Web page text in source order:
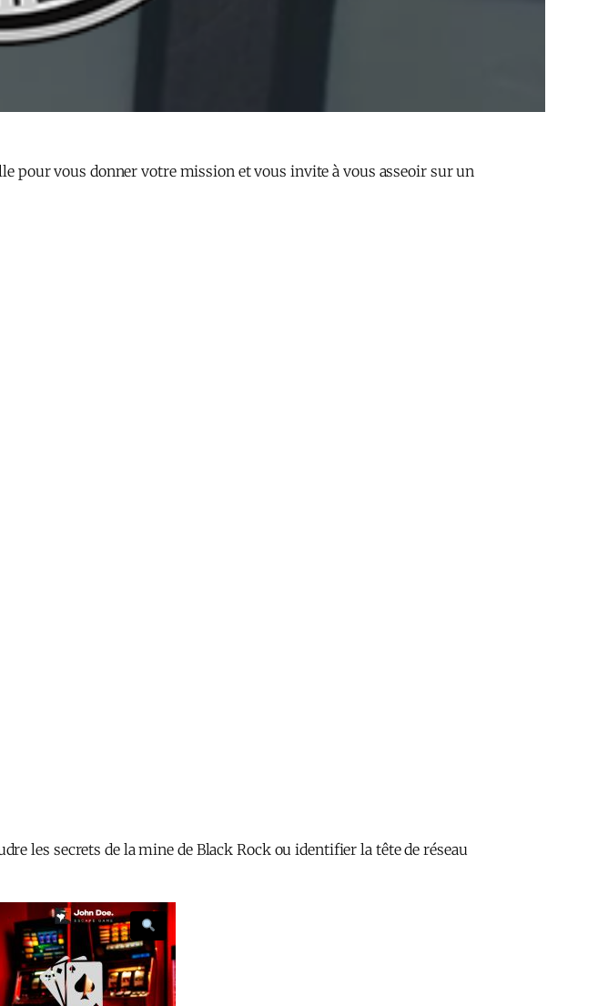
pour vous donner votre mission et vous invite à vous asseoir sur un
les secrets de la mine de Black Rock ou identifier la tête de réseau